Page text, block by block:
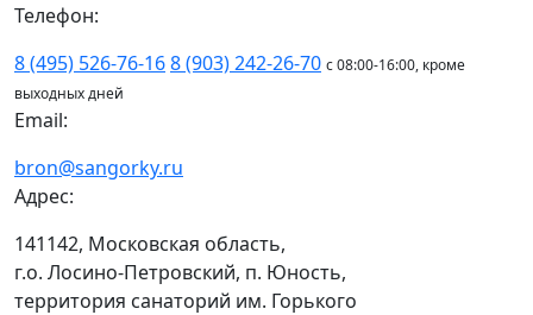
Телефон:
8 (495) 526-76-168 (903) 242-26-70 с 08:00-16:00, кроме
выходных дней
Email:
bron@sangorky.ru
Адрес:
141142, Московская область,
г.о. Лосино-Петровский, п. Юность,
территория санаторий им. Горького